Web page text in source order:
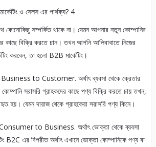
কোনোকিছু সম্পর্কিত থাকে না। যেমন আপনার নতুন কোম্পানির
কাছে বিক্রি করতে চান। তখন আপনি আলিবাবাতে নিজের
করবেন, তা হলো B2B মার্কেটিং।
to Customer. অর্থাৎ ব্যবসা থেকে ক্রেতার
সরাসরি গ্রাহকদের কাছে পণ্য বিক্রি করতে চায় তখন,
হয়। যেমন দারাজ থেকে গ্রাহকেরা সরাসরি পণ্য কিনে।
to Business. অর্থাৎ ভোক্তা থেকে ব্যবসা
B2C এর বিপরীত অর্থাৎ এখানে ভোক্তা কোম্পানিকে পণ্য বা